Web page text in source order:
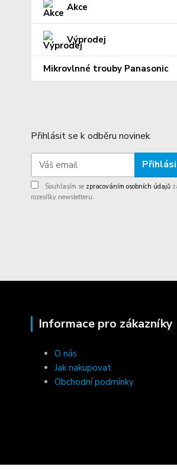
Akce
Výprodej
Mikrovlnné trouby Panasonic
Přihlásit se k odběru novinek
Souhlasím se zpracováním osobních údajů
rozesílky newsletteru.
Informace pro zákazníky
O nás
Jak nakupovat
Obchodní podmínky